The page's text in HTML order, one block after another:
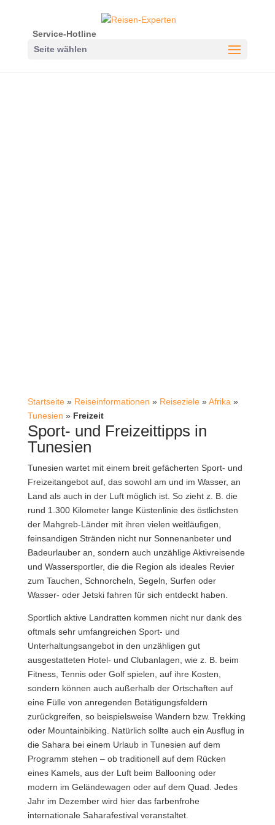
Service-Hotline
Seite wählen
Startseite» Reiseinformationen » Reiseziele»Afrika »
Tunesien » Freizeit
Sport- und Freizeittipps in
Tunesien
Tunesien wartet mit einem breit gefächerten Sport- und
Freizeitangebot auf, das sowohl am und im Wasser, an
Land als auch in der Luft möglich ist. So zieht z. B. die
rund 1.300 Kilometer lange Küstenlinie des östlichsten
der Mahgreb-Länder mit ihren vielen weitläufigen,
feinsandigen Stränden nicht nur Sonnenanbeter und
Badeurlauber an, sondern auch unzählige Aktivreisende
und Wassersportler, die die Region als ideales Revier
zum Tauchen, Schnorcheln, Segeln, Surfen oder
Wasser- oder Jetski fahren für sich entdeckt haben.
Sportlich aktive Landratten kommen nicht nur dank des
oftmals sehr umfangreichen Sport- und
Unterhaltungsangebot in den unzähligen gut
ausgestatteten Hotel- und Clubanlagen, wie z. B. beim
Fitness, Tennis oder Golf spielen, auf ihre Kosten,
sondern können auch außerhalb der Ortschaften auf
eine Fülle von anregenden Betätigungsfeldern
zurückgreifen, so beispielsweise Wandern bzw. Trekking
oder Mountainbiking. Natürlich sollte auch ein Ausflug in
die Sahara bei einem Urlaub in Tunesien auf dem
Programm stehen – ob traditionell auf dem Rücken
eines Kamels, aus der Luft beim Ballooning oder
modern im Geländewagen oder auf dem Quad. Jedes
Jahr im Dezember wird hier das farbenfrohe
internationale Saharafestival veranstaltet.